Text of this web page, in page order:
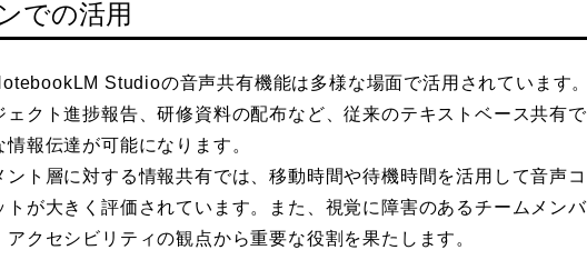
での活用
Studioの音声共有機能は多様な場面で活用されています
クト進捗報告、研修資料の配布など、従来のテキストベース共有
報伝達が可能になります。
ト層に対する情報共有では、移動時間や待機時間を活用して音声
トが大きく評価されています。また、視覚に障害のあるチームメン
クセシビリティの観点から重要な役割を果たします。